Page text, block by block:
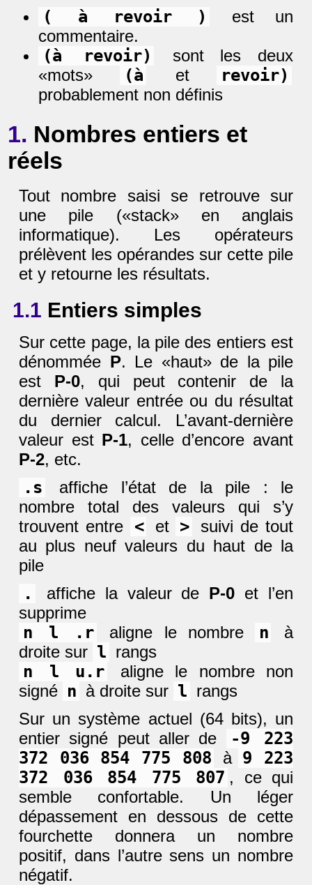
( à revoir )
est un
commentaire.
(à revoir)
sont les deux
«mots»
(à et revoir)
probablement non définis
1. Nombres entiers et
réels
Tout nombre saisi se retrouve sur
une pile («stack» en anglais
informatique). Les opérateurs
prélèvent les opérandes sur cette pile
et y retourne les résultats.
1.1 Entiers simples
Sur cette page, la pile des entiers est
dénommée P. Le «haut» de la pile
est P-0, qui peut contenir de la
dernière valeur entrée ou du résultat
du dernier calcul. L’avant-dernière
valeur est P-1, celle d’encore avant
P-2, etc.
.s
affiche l’état de la pile : le
nombre total des valeurs qui s’y
trouvent entre
< et >
suivi de tout
au plus neuf valeurs du haut de la
pile
. affiche la valeur de P-0 et l’en
supprime
n l .r aligne le nombre n
à
droite sur l rangs
n l u.r
aligne le nombre non
signé n à droite sur l rangs
Sur un système actuel (64 bits), un
entier signé peut aller de
-9 223
372 036 854 775 808
à 9 223
372 036 854 775 807 , ce qui
semble confortable. Un léger
dépassement en dessous de cette
fourchette donnera un nombre
positif, dans l’autre sens un nombre
négatif.